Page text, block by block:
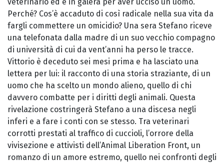
Perché? Cos’è accaduto di così radicale nella sua vita da
fargli commettere un omicidio? Una sera Stefano riceve
una telefonata dalla madre di un suo vecchio compagno
di università di cui da vent’anni ha perso le tracce.
Vittorio è deceduto sei mesi prima e ha lasciato una
lettera per lui: il racconto di una storia straziante, di un
uomo che ha scelto un mondo alieno, quello di chi
davvero combatte per i diritti degli animali. Questa
rivelazione costringerà Stefano a una discesa negli
inferi e a fare i conti con se stesso. Tra veterinari
corrotti prestati al traffico di cuccioli, l’orrore della
vivisezione e attivisti dell’Animal Liberation Front, un
romanzo di un amore estremo, quello nei confronti degli